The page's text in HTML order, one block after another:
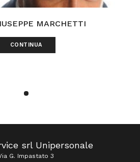
MARCHETTI
CONTINUA
srl Unipersonale
G. Impastato 3